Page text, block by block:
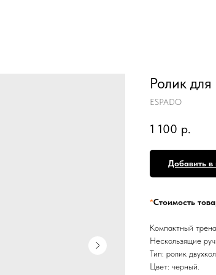
Ролик
ESPADO
1 100 р.
Добавить в
*Стоимость
Компактный
Нескользящие
Тип: ролик
Цвет: черный.